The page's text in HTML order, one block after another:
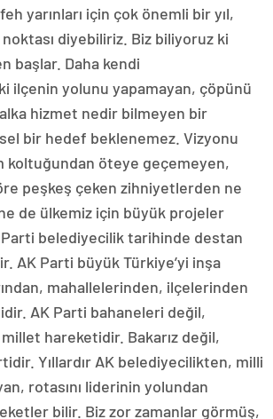
yarınları için çok önemli bir yıl,
diyebiliriz. Biz biliyoruz ki
başlar. Daha kendi
ilçenin yolunu yapamayan, çöpünü
hizmet nedir bilmeyen bir
bir hedef beklenemez. Vizyonu
koltuğundan öteye geçemeyen,
peşkeş çeken zihniyetlerden ne
de ülkemiz için büyük projeler
belediyecilik tarihinde destan
AK Parti büyük Türkiye’yi inşa
mahallelerinden, ilçelerinden
AK Parti bahaneleri değil,
hareketidir. Bakarız değil,
Yıllardır AK belediyecilikten, milli
rotasını liderinin yolundan
bilir. Biz zor zamanlar görmüş,